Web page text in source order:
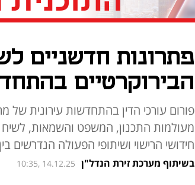
פתרונות חדשניים
הבירוקרטיים
פורום עורכי הדין בהתחדשות עירונית של
מעולמות התכנון, המשפט והשמאות, לשיח
חידושי הרישוי ושיתופי הפעולה הנדרשים
בשיתוף מערכת זירת הנדל"ן 10:35, 14.12.25